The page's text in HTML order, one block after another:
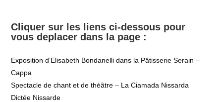
Cliquer sur les liens ci-dessous pour
vous deplacer dans la page :
Exposition d’Elisabeth Bondanelli dans la Pâtisserie Serain –
Cappa
Spectacle de chant et de théâtre – La Ciamada Nissarda
Dictée Nissarde